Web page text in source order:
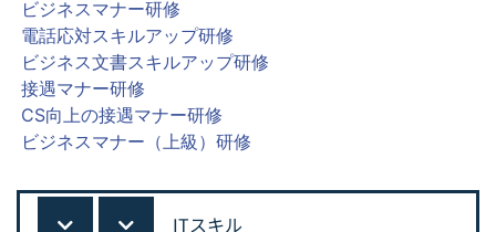
ビジネスマナー研修
電話応対スキルアップ研修
ビジネス文書スキルアップ研修
接遇マナー研修
CS向上の接遇マナー研修
ビジネスマナー（上級）研修
ITスキル